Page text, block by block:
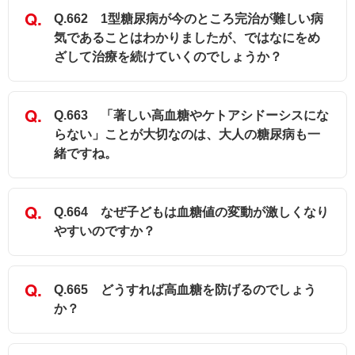
Q.662 1型糖尿病が今のところ完治が難しい病
気であることはわかりましたが、ではなにをめ
ざして治療を続けていくのでしょうか？
Q.663 「著しい高血糖やケトアシドーシスにな
らない」ことが大切なのは、大人の糖尿病も一
緒ですね。
Q.664 なぜ子どもは血糖値の変動が激しくなり
やすいのですか？
Q.665 どうすれば高血糖を防げるのでしょう
か？